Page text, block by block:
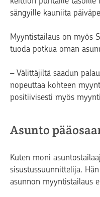
sängyille kauniita
Myyntistailaus on myös
tuoda potkua oman
– Välittäjiltä saadun
nopeuttaa kohteen
positiivisesti myös
Asunto
Kuten moni
sisustussuunnittelija.
asunnon myyntistailaus